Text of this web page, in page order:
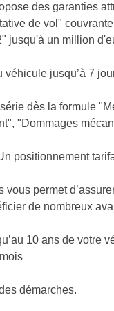
des garanties
de vol"
jusqu'à un million
jusqu’à 7
dès la formule
"Dommages
positionnement
permet
de nombreux
10 ans de votre
démarches.